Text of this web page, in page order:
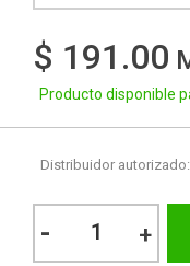
$ 191.00
Producto disponible
Distribuidor autorizado:
- +